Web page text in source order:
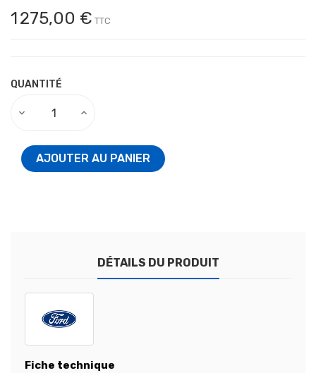
1 275,00 € TTC
QUANTITÉ
AJOUTER AU PANIER
DÉTAILS DU PRODUIT
Fiche technique